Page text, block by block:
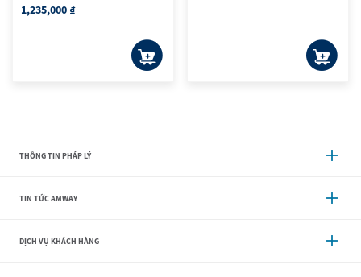
1,235,000 ₫
THÔNG TIN PHÁP LÝ
TIN TỨC AMWAY
DỊCH VỤ KHÁCH HÀNG